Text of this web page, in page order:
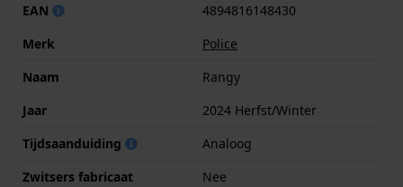
EAN
4894816148430
Merk
Police
Naam
Rangy
Jaar
2024 Herfst/Winter
Tijdsaanduiding
Analoog
Zwitsers fabricaat
Nee